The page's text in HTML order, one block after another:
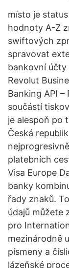
místo je
hodnoty A-Z
swiftových
spravovat
bankovní účty
Revolut
Banking API –
součástí
je alespoň po
Česká
platebních
Visa Europe
banky
řady znaků.
údajů můžete
pro
mezinárodně
písmeny a
lázeňské